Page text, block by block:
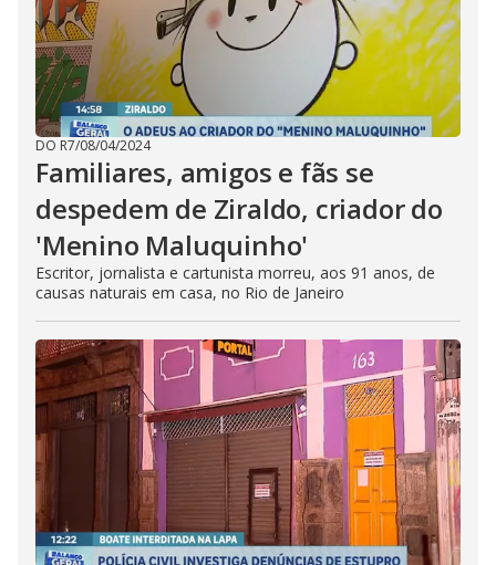
DO R7/08/04/2024
Familiares, amigos e fãs se
despedem de Ziraldo, criador do
'Menino Maluquinho'
Escritor, jornalista e cartunista morreu, aos 91 anos, de
causas naturais em casa, no Rio de Janeiro